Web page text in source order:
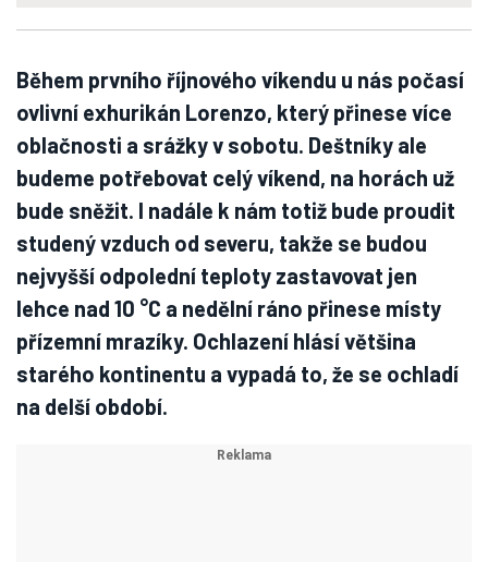
Během prvního říjnového víkendu u nás počasí
ovlivní exhurikán Lorenzo, který přinese více
oblačnosti a srážky v sobotu. Deštníky ale
budeme potřebovat celý víkend, na horách už
bude sněžit. I nadále k nám totiž bude proudit
studený vzduch od severu, takže se budou
nejvyšší odpolední teploty zastavovat jen
lehce nad 10 °C a nedělní ráno přinese místy
přízemní mrazíky. Ochlazení hlásí většina
starého kontinentu a vypadá to, že se ochladí
na delší období.